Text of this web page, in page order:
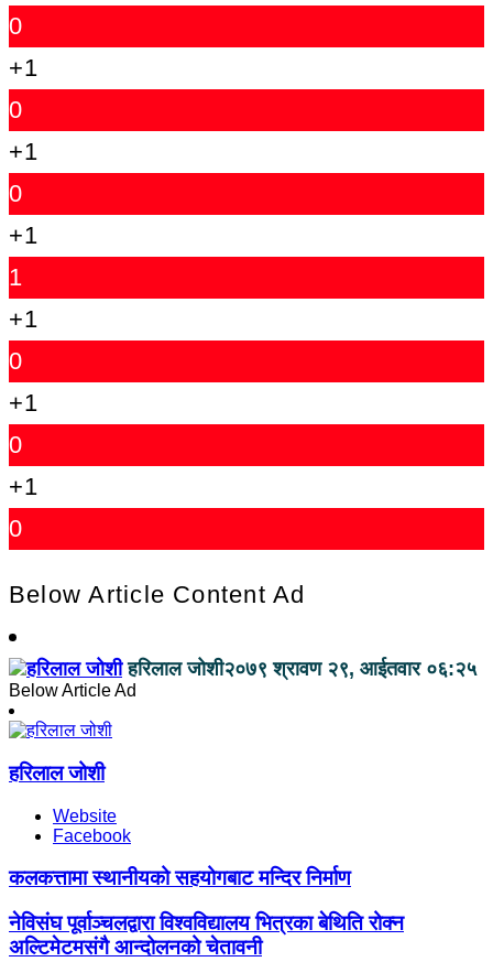
0
+1
0
+1
0
+1
1
+1
0
+1
0
+1
0
Below Article Content Ad
हरिलाल जोशी२०७९ श्रावण २९, आईतवार ०६:२५
Below Article Ad
हरिलाल जोशी
Website
Facebook
कलकत्तामा स्थानीयको सहयोगबाट मन्दिर निर्माण
नेविसंघ पूर्वाञ्चलद्वारा विश्वविद्यालय भित्रका बेथिति रोक्न
अल्टिमेटमसंगै आन्दोलनको चेतावनी